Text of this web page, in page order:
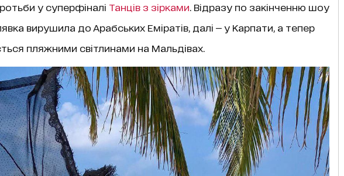
у суперфіналі Танців з зірками . Відразу по закінченню шоу
вирушила до Арабських Еміратів, далі — у Карпати, а тепер
пляжними світлинами на Мальдівах.